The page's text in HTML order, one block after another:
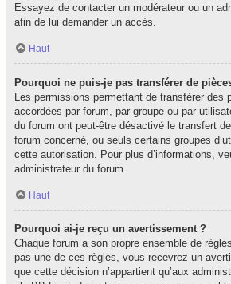
Essayez de contacter un modérateur ou un
afin de lui demander un accès.
Haut
Pourquoi ne puis-je pas transférer de
Les permissions permettant de transférer des
accordées par forum, par groupe ou par
du forum ont peut-être désactivé le transfert
forum concerné, ou seuls certains groupes
cette autorisation. Pour plus d’informations,
administrateur du forum.
Haut
Pourquoi ai-je reçu un avertissement ?
Chaque forum a son propre ensemble de
pas une de ces règles, vous recevrez un
que cette décision n’appartient qu’aux